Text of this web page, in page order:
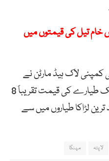
تیل کی قیمتوں میں
کمپنی لاک ہیڈ مارٹن نے
بنایا ہے اور کہا جاتا ہے کہ ہر ایک طیارے کی قیمت تقریباً 8
ترین لڑاکا طیاروں میں سے
لاپتہ مہنگا